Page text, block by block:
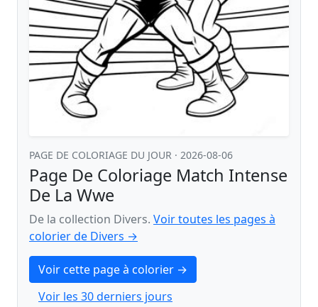
PAGE DE COLORIAGE DU JOUR · 2026-08-06
Page De Coloriage Match Intense
De La Wwe
De la collection Divers. Voir toutes les pages à
colorier de Divers →
Voir cette page à colorier →
Voir les 30 derniers jours